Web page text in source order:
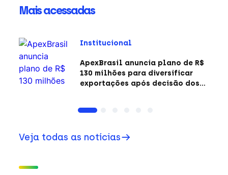
Mais acessadas
Institucional
ApexBrasil anuncia plano de R$
130 milhões para diversificar
exportações após decisão dos
Veja todas as notícias